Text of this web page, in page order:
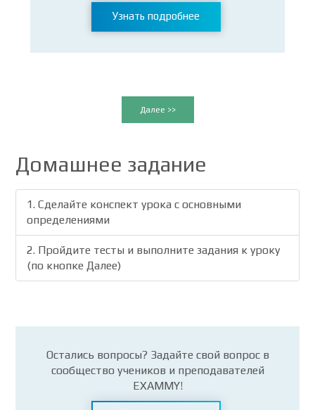
Узнать подробнее
Далее >>
Домашнее задание
1. Сделайте конспект урока с основными
определениями
2. Пройдите тесты и выполните задания к уроку
(по кнопке Далее)
Остались вопросы? Задайте свой вопрос в
сообщество учеников и преподавателей
EXAMMY!